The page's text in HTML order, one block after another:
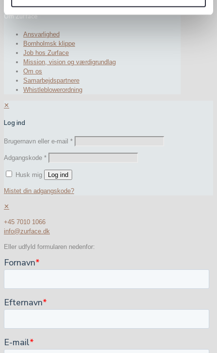
Om Zurface
Ansvarlighed
Bornholmsk klippe
Job hos Zurface
Mission, vision og værdigrundlag
Om os
Samarbejdspartnere
Whistleblowerordning
✕
Log ind
Brugernavn eller e-mail *
Adgangskode *
Husk mig Log ind
Mistet din adgangskode?
✕
+45 7010 1066
info@zurface.dk
Eller udfyld formularen nedenfor: